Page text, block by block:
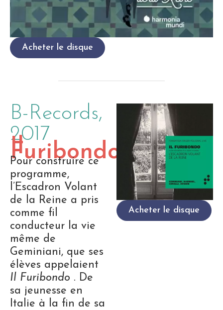
Acheter le disque
B-Records,
2017
Il
Furibondo
Pour construire ce
programme,
l’Escadron Volant
de la Reine a pris
comme fil
conducteur la vie
même de
Geminiani, que ses
élèves appelaient
Il Furibondo . De
sa jeunesse en
Italie à la fin de sa
Acheter le disque